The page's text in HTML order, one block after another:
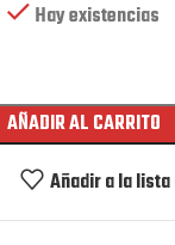
Hay existencias
AÑADIR AL CARRITO
Añadir a la